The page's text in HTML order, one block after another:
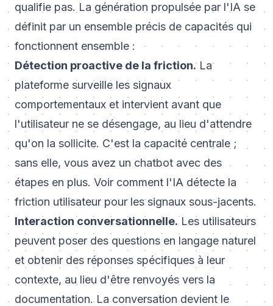
qualifie pas. La génération propulsée par l'IA se
définit par un ensemble précis de capacités qui
fonctionnent ensemble :
Détection proactive de la friction.La
plateforme surveille les signaux
comportementaux et intervient avant que
l'utilisateur ne se désengage, au lieu d'attendre
qu'on la sollicite. C'est la capacité centrale ;
sans elle, vous avez un chatbot avec des
étapes en plus. Voir comment l'IA détecte la
friction utilisateur pour les signaux sous-jacents.
Interaction conversationnelle.Les utilisateurs
peuvent poser des questions en langage naturel
et obtenir des réponses spécifiques à leur
contexte, au lieu d'être renvoyés vers la
documentation. La conversation devient le